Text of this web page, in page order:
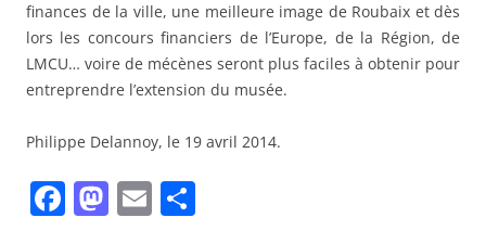
finances de la ville, une meilleure image de Roubaix et dès
lors les concours financiers de l’Europe, de la Région, de
LMCU… voire de mécènes seront plus faciles à obtenir pour
entreprendre l’extension du musée.
Philippe Delannoy, le 19 avril 2014.
F M E